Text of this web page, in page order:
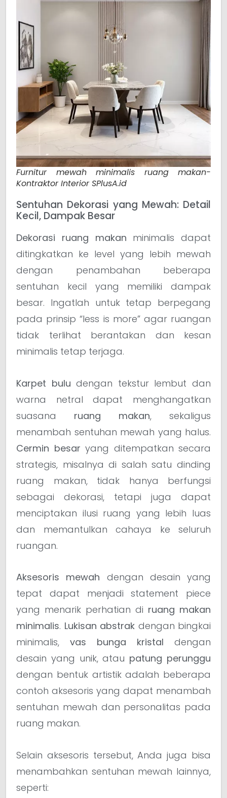
Furnitur mewah minimalis ruang makan-
Kontraktor Interior SPlusA.id
Sentuhan Dekorasi yang Mewah: Detail
Kecil, Dampak Besar
Dekorasi ruang makan minimalis dapat
ditingkatkan ke level yang lebih mewah
dengan penambahan beberapa
sentuhan kecil yang memiliki dampak
besar. Ingatlah untuk tetap berpegang
pada prinsip “less is more” agar ruangan
tidak terlihat berantakan dan kesan
minimalis tetap terjaga.
Karpet bulu dengan tekstur lembut dan
warna netral dapat menghangatkan
suasana ruang makan, sekaligus
menambah sentuhan mewah yang halus.
Cermin besar yang ditempatkan secara
strategis, misalnya di salah satu dinding
ruang makan, tidak hanya berfungsi
sebagai dekorasi, tetapi juga dapat
menciptakan ilusi ruang yang lebih luas
dan memantulkan cahaya ke seluruh
ruangan.
Aksesoris mewah dengan desain yang
tepat dapat menjadi statement piece
yang menarik perhatian di ruang makan
minimalis. Lukisan abstrak dengan bingkai
minimalis, vas bunga kristal dengan
desain yang unik, atau patung perunggu
dengan bentuk artistik adalah beberapa
contoh aksesoris yang dapat menambah
sentuhan mewah dan personalitas pada
ruang makan.
Selain aksesoris tersebut, Anda juga bisa
menambahkan sentuhan mewah lainnya,
seperti: